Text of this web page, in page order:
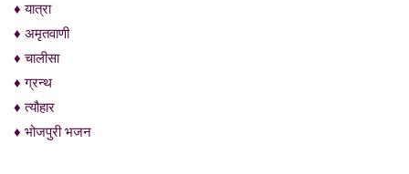
♦ यात्रा
♦ अमृतवाणी
♦ चालीसा
♦ ग्रन्थ
♦ त्यौहार
♦ भोजपुरी भजन